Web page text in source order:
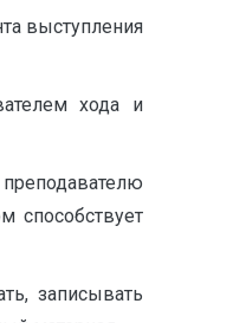
выступления
хода и
способствует
записывать